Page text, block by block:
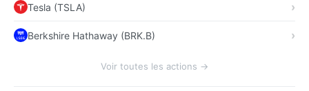
Tesla (TSLA)
Berkshire Hathaway (BRK.B)
Voir toutes les actions →